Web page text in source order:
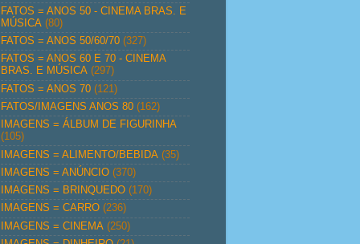
FATOS = ANOS 50 - CINEMA BRAS. E
MÚSICA (80)
FATOS = ANOS 50/60/70 (327)
FATOS = ANOS 60 E 70 - CINEMA
BRAS. E MÚSICA (297)
FATOS = ANOS 70 (121)
FATOS/IMAGENS ANOS 80 (162)
IMAGENS = ÁLBUM DE FIGURINHA
(105)
IMAGENS = ALIMENTO/BEBIDA (35)
IMAGENS = ANÚNCIO (370)
IMAGENS = BRINQUEDO (170)
IMAGENS = CARRO (236)
IMAGENS = CINEMA (250)